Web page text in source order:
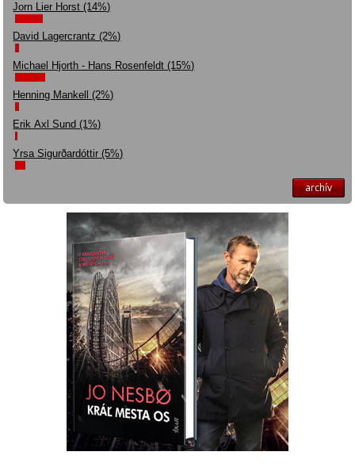
Jorn Lier Horst (14%)
David Lagercrantz (2%)
Michael Hjorth - Hans Rosenfeldt (15%)
Henning Mankell (2%)
Erik Axl Sund (1%)
Yrsa Sigurðardóttir (5%)
archív